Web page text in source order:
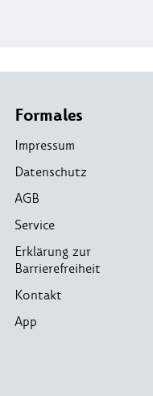
Formales
Impressum
Datenschutz
AGB
Service
Erklärung zur
Barrierefreiheit
Kontakt
App